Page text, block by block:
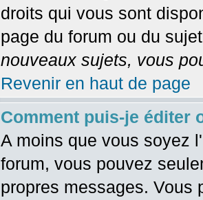
droits qui vous sont
page du forum ou du
nouveaux sujets, vous
Revenir en haut de page
Comment puis-je éditer
A moins que vous soyez
forum, vous pouvez
propres messages. Vous